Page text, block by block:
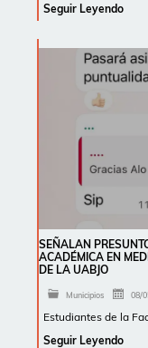
Seguir Leyendo
SEÑALAN
ACADÉMICA EN
DE LA UABJO
Municipios 08/
Estudiantes de la
Seguir Leyendo